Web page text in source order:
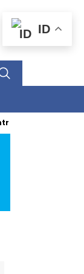
Pecah di New
ID